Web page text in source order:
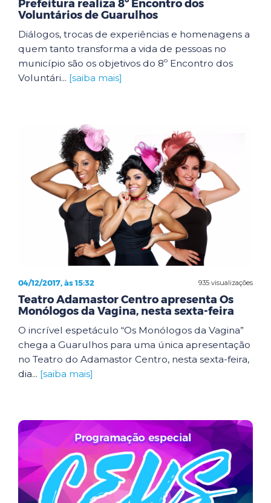
Prefeitura realiza 8º Encontro dos
Voluntários de Guarulhos
Diálogos, trocas de experiências e homenagens a
quem tanto transforma a vida de pessoas no
município são os objetivos do 8º Encontro dos
Voluntári... [saiba mais]
935 visualizações
04/12/2017, às 15:32
Teatro Adamastor Centro apresenta Os
Monólogos da Vagina, nesta sexta-feira
O incrível espetáculo “Os Monólogos da Vagina”
chega a Guarulhos para uma única apresentação
no Teatro do Adamastor Centro, nesta sexta-feira,
dia... [saiba mais]